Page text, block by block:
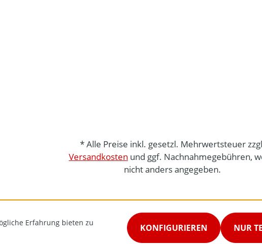
* Alle Preise inkl. gesetzl. Mehrwertsteuer
Versandkosten und ggf. Nachnahmegebühren,
nicht anders angegeben.
Erfahrung bieten zu
NUR
KONFIGURIEREN